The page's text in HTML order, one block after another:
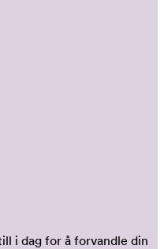
i dag for å forvandle din